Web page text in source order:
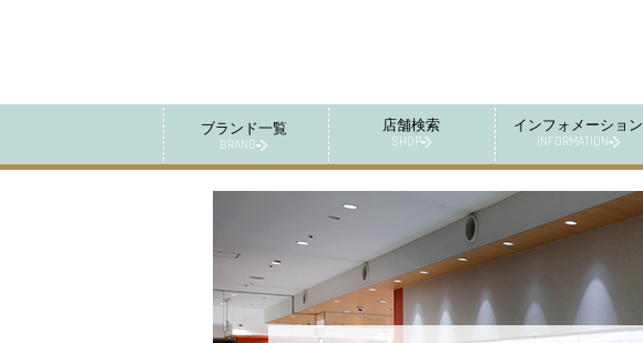
ブランド一覧
BRAND
店舗検索
SHOP
インフォメーション
INFORMATION